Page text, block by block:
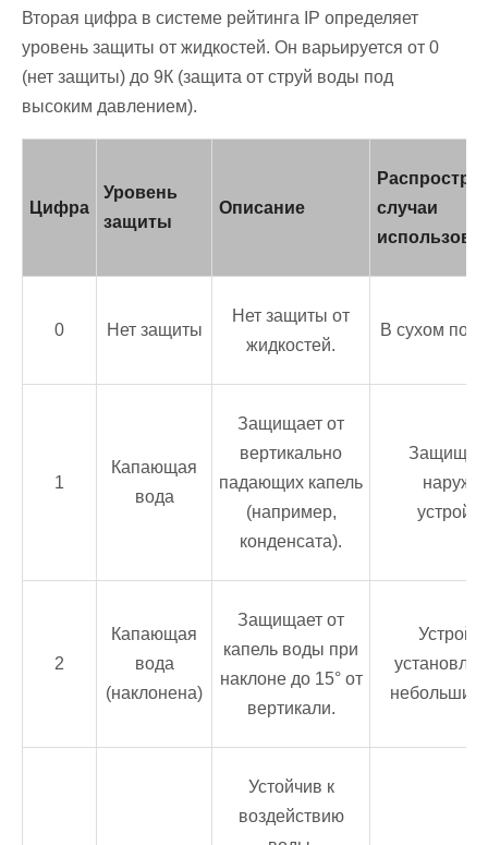
Вторая цифра в системе рейтинга IP определяет
уровень защиты от жидкостей. Он варьируется от 0
(нет защиты) до 9К (защита от струй воды под
высоким давлением).
Цифра
Уровень
защиты
Описание
случаи
0 Нет защиты
Нет защиты от
жидкостей.
В сухом
1
Капающая
вода
Защищает от
вертикально
падающих капель
(например,
конденсата).
2
Капающая
вода
(наклонена)
Защищает от
капель воды при
наклоне до 15° от
вертикали.
небольшим
Устойчив к
воздействию